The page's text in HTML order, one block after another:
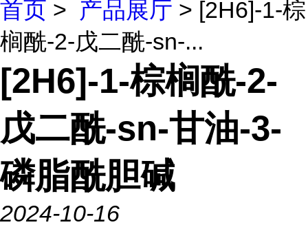
首页 > 产品展厅 > [2H6]-1-棕
榈酰-2-戊二酰-sn-...
[2H6]-1-棕榈酰-2-
戊二酰-sn-甘油-3-
磷脂酰胆碱
2024-10-16